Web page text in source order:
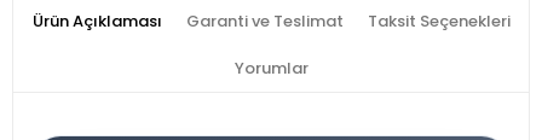
Ürün Açıklaması Garanti ve Teslimat Taksit Seçenekleri
Yorumlar